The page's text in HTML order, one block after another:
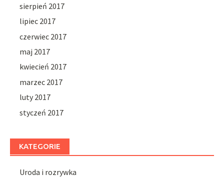
sierpień 2017
lipiec 2017
czerwiec 2017
maj 2017
kwiecień 2017
marzec 2017
luty 2017
styczeń 2017
KATEGORIE
Uroda i rozrywka